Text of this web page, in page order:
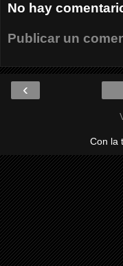
No hay
Publicar un
‹
Con la